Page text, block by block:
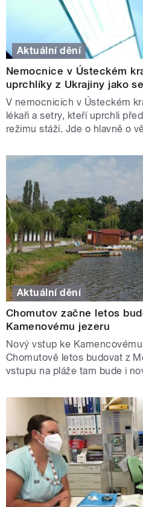
Aktuální dění
Nemocnice v Ústeckém
uprchlíky z Ukrajiny jako
V nemocnicích v Ústeckém
lékaři a setry, kteří uprchli
režimu stáží. Jde o hlavně o
Aktuální dění
Chomutov začne letos
Kamenovému jezeru
Nový vstup ke
Chomutově letos budovat z
vstupu na pláže tam bude i